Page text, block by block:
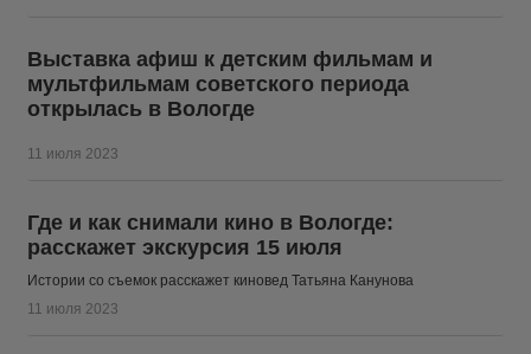
Выставка афиш к детским фильмам и
мультфильмам советского периода
открылась в Вологде
11 июля 2023
Где и как снимали кино в Вологде:
расскажет экскурсия 15 июля
Истории со съемок расскажет киновед Татьяна Канунова
11 июля 2023